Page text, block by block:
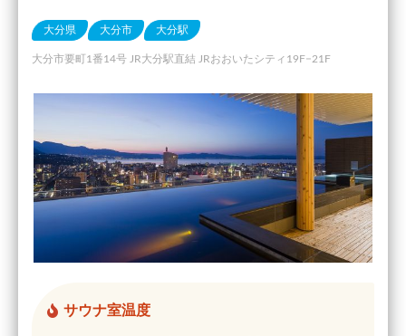
大分県 大分市 大分駅
大分市要町1番14号 JR大分駅直結 JRおおいたシティ19F−21F
サウナ室温度